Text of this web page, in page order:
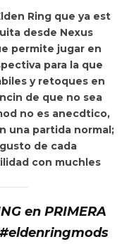
Ring que ya est
desde Nexus
permite jugar en
para la que
y retoques en
de que no sea
no es anecdtico,
una partida normal;
de cada
con muchles
en PRIMERA